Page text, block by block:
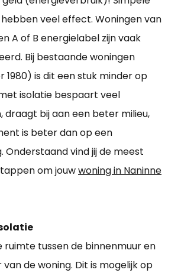
veel effect. Woningen van
A of B energielabel zijn vaak
Bij bestaande woningen
1980) is dit een stuk minder op
isolatie bespaart veel
draagt bij aan een beter milieu,
is beter dan op een
Onderstaand vind jij de meest
om jouwwoning in Naninne
ruimte tussen de binnenmuur en
de woning. Dit is mogelijk op